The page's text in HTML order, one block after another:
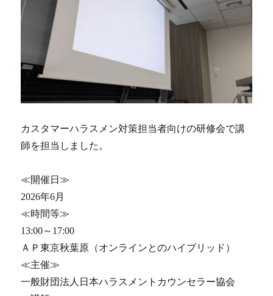
カスタマーハラスメン対策担当者向けの研修会で講
師を担当しました。
≪開催日≫
2026年6月
≪時間等≫
13:00～17:00
ＡＰ東京秋葉原（オンラインとのハイブリッド）
≪主催≫
一般財団法人日本ハラスメントカウンセラー協会